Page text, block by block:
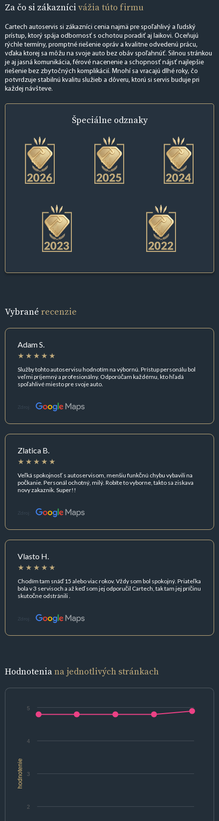
Za čo si zákazníci vážia túto firmu
Cartech autoservis si zákazníci cenia najmä pre spoľahlivý a ľudský
prístup, ktorý spája odbornosť s ochotou poradiť aj laikovi. Oceňujú
rýchle termíny, promptné riešenie opráv a kvalitne odvedenú prácu,
vďaka ktorej sa môžu na svoje auto bez obáv spoľahnúť. Silnou stránkou
je aj jasná komunikácia, férové nacenenie a schopnosť nájsť najlepšie
riešenie bez zbytočných komplikácií. Mnohí sa vracajú dlhé roky, čo
potvrdzuje stabilnú kvalitu služieb a dôveru, ktorú si servis buduje pri
každej návšteve.
Špeciálne odznaky
Vybrané recenzie
Adam S.
Služby tohto autoservisu hodnotím na výbornú. Prístup personálu bol
veľmi príjemný a profesionálny. Odporúčam každému, kto hľadá
spoľahlivé miesto pre svoje auto.
Zdroj:
Zlatica B.
Veľká spokojnosť s autoservisom, menšiu funkčnú chybu vybavili na
počkanie. Personál ochotný, milý. Robíte to vyborne, takto sa ziskava
novy zakaznik. Super!!
Zdroj:
Vlasto H.
Chodím tam snáď 15 alebo viac rokov. Vždy som bol spokojný. Priateľka
bola v 3 servisoch a až keď som jej odporučil Cartech, tak tam jej príčinu
skutočne odstránili .
Zdroj:
Hodnoteniana jednotlivých stránkach
hodnotenie
2
3
4
5